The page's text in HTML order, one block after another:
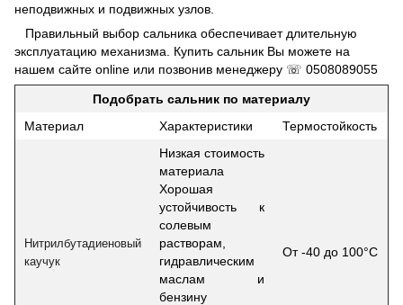
неподвижных и подвижных узлов.
Правильный выбор сальника обеспечивает длительную
эксплуатацию механизма. Купить сальник Вы можете на
нашем сайте online или позвонив менеджеру ☏ 0508089055
Подобрать сальник по материалу
Материал
Характеристики Термостойкость
Нитрилбутадиеновый
каучук
Низкая стоимость
материала
Хорошая
устойчивость к
солевым
растворам,
гидравлическим
маслам и
бензину
От -40 до 100°С